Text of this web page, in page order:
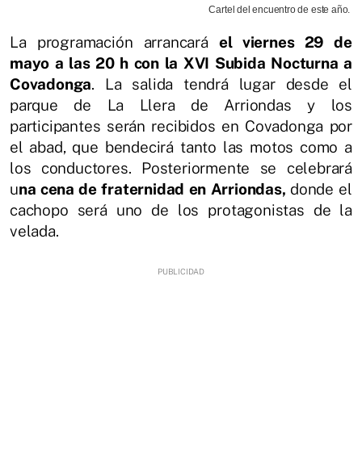
Cartel del encuentro de este año.
La programación arrancaráel viernes 29 de
mayo a las 20 h con la XVI Subida Nocturna a
Covadonga. La salida tendrá lugar desde el
parque de La Llera de Arriondas y los
participantes serán recibidos en Covadonga por
el abad, que bendecirá tanto las motos como a
los conductores. Posteriormente se celebrará
una cena de fraternidad en Arriondas, donde el
cachopo será uno de los protagonistas de la
velada.